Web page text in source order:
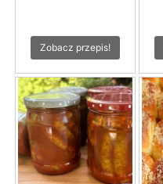
Zobacz przepis!